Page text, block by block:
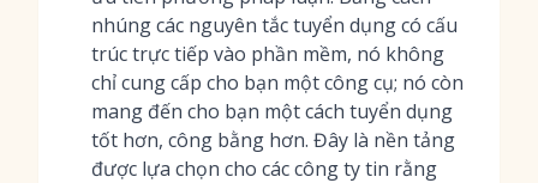
nhúng các nguyên tắc tuyển dụng có cấu
trúc trực tiếp vào phần mềm, nó không
chỉ cung cấp cho bạn một công cụ; nó còn
mang đến cho bạn một cách tuyển dụng
tốt hơn, công bằng hơn. Đây là nền tảng
được lựa chọn cho các công ty tin rằng